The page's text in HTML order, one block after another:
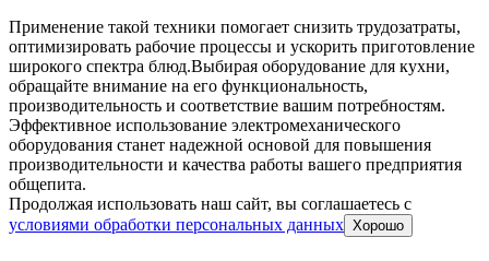
Применение такой техники помогает снизить трудозатраты,
оптимизировать рабочие процессы и ускорить приготовление
широкого спектра блюд.Выбирая оборудование для кухни,
обращайте внимание на его функциональность,
производительность и соответствие вашим потребностям.
Эффективное использование электромеханического
оборудования станет надежной основой для повышения
производительности и качества работы вашего предприятия
общепита.
Продолжая использовать наш сайт, вы соглашаетесь c
условиями обработки персональных данных Хорошо